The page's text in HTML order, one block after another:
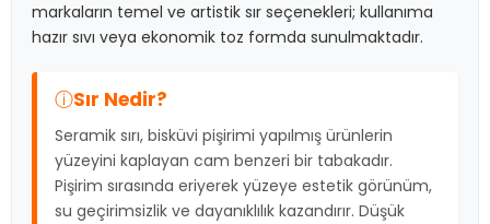
markaların temel ve artistik sır seçenekleri; kullanıma
hazır sıvı veya ekonomik toz formda sunulmaktadır.
ⓘSır Nedir?
Seramik sırı, bisküvi pişirimi yapılmış ürünlerin
yüzeyini kaplayan cam benzeri bir tabakadır.
Pişirim sırasında eriyerek yüzeye estetik görünüm,
su geçirimsizlik ve dayanıklılık kazandırır. Düşük